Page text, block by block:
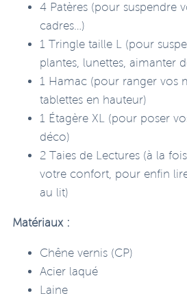
4 Patères (pour suspendre
cadres…)
1 Tringle taille L (pour
plantes, lunettes, aimanter
1 Hamac (pour ranger vos
tablettes en hauteur)
1 Étagère XL (pour poser
déco)
2 Taies de Lectures (à la
votre confort, pour enfin
au lit)
Matériaux :
Chêne vernis (CP)
Acier laqué
Laine